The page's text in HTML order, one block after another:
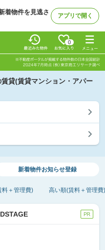
着物件を見逃さ
アプリで開く
0
貸(賃貸マンション・アパー
新着物件お知らせ登録
料＋管理費) 高い順(賃料＋管理費)